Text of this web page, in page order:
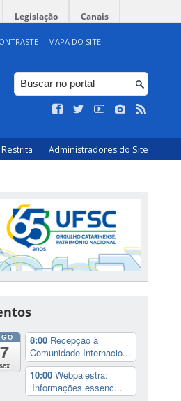
Legislação Canais
MAPA DO SITE
Administradores do Site
7
sex
8:00 Recepção à
Comunidade Internacio...
10:00 Webpalestra:
‘Informações essenc...